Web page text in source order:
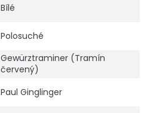
Bílé
Polosuché
Gewürztraminer (Tramín
červený)
Paul Ginglinger